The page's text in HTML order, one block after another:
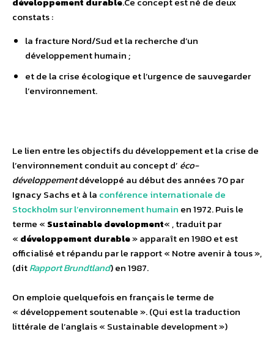
constats :
la fracture Nord/Sud et la recherche d’un
développement humain ;
et de la crise écologique et l’urgence de sauvegarder
l’environnement.
Le lien entre les objectifs du développement et la crise de
l’environnement conduit au concept d’ éco-
développementdéveloppé au début des années 70 par
Ignacy Sachs et à la conférence internationale de
Stockholm sur l’environnement humain en 1972. Puis le
terme « Sustainable development« , traduit par
« développement durable» apparaît en 1980 et est
officialisé et répandu par le rapport « Notre avenir à tous »,
(ditRapport Brundtland) en 1987.
On emploie quelquefois en français le terme de
« développement soutenable ». (Qui est la traduction
littérale de l’anglais « Sustainable development »)